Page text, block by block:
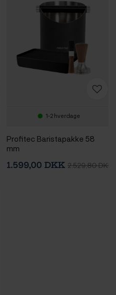
1-2 hverdage
Profitec Baristapakke 58
mm
1.599,00 DKK 2.529,80 DKK